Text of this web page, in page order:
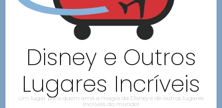
Disney e Outros
Lugares Incríveis
Um lugar para quem ama a magia da Disney e de outros lugares
Incríveis do mundo!